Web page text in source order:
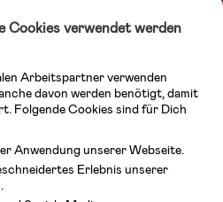
Produkte für Mütter und eine Menge
Spielsachen, Babyprodukte und
bekannten Herstellern wie Britax, Maxi-
und vielen mehr. Schau Dich um in
Kinder & Babys. Willkommen!
Cookies verwendet werden
Arbeitspartner verwenden
davon werden benötigt, damit
Folgende Cookies sind für Dich
Anwendung unserer Webseite.
Erlebnis unserer